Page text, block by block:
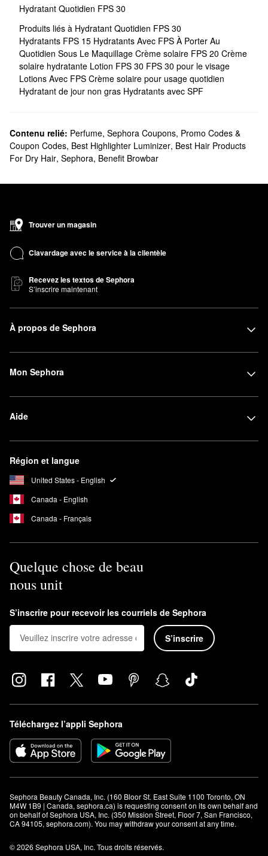
Hydratant Quotidien FPS 30
Produits liés à Hydratant Quotidien FPS 30
Hydratants FPS 15 Hydratants Avec FPS À Porter Au
Quotidien Sous Le Maquillage Crème solaire FPS 20 Crème
solaire hydratante Lotion FPS 30 FPS 30 pour le visage
Lotions Avec FPS Crème solaire pour usage quotidien
Hydratant de jour non gras Hydratants avec SPF
Contenu relié: Perfume, Sephora Coupons, Promo Codes &
Coupon Codes, Best Highlighter Luminizer, Best Hair Products
For Dry Hair, Sephora, Benefit Browbar
Trouver un magasin
Clavardage avec le service à la clientèle
Recevez les textos de Sephora
S’inscrire maintenant
À propos de Sephora
Mon Sephora
Aide
Région et langue
United States - English
Canada - English
Canada - Français
Quelque chose de beau
nous unit
S’inscrire pour recevoir les courriels de Sephora
S’inscrire
Téléchargez l’appli Sephora
Sephora Beauty Canada, Inc. (160 Bloor St. East Suite 1100 Toronto, ON
M4W 1B9 | Canada, sephora.ca) is requesting consent on its own behalf and
on behalf of Sephora USA, Inc. (350 Mission Street, Floor 7, San Francisco,
CA 94105, sephora.com). You may withdraw your consent at any time.
© 2026 Sephora USA, Inc. Tous droits réservés.